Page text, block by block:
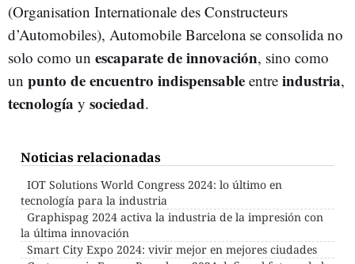
(Organisation Internationale des Constructeurs
d’Automobiles), Automobile Barcelona se consolida no
solo como un escaparate de innovación, sino como
un punto de encuentro indispensable entre industria,
tecnología y sociedad.
Noticias relacionadas
IOT Solutions World Congress 2024: lo último en
tecnología para la industria
Graphispag 2024 activa la industria de la impresión con
la última innovación
Smart City Expo 2024: vivir mejor en mejores ciudades